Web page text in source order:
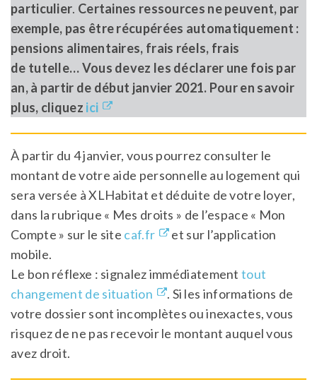
particulier. Certaines ressources ne peuvent, par
exemple, pas être récupérées automatiquement :
pensions alimentaires, frais réels, frais
de tutelle… Vous devez les déclarer une fois par
an, à partir de début janvier 2021. Pour en savoir
plus, cliquez ici
À partir du 4 janvier, vous pourrez consulter le
montant de votre aide personnelle au logement qui
sera versée à XLHabitat et déduite de votre loyer,
dans la rubrique « Mes droits » de l’espace « Mon
Compte » sur le site caf.fr
et sur l’application
mobile.
Le bon réflexe : signalez immédiatement tout
changement de situation
. Si les informations de
votre dossier sont incomplètes ou inexactes, vous
risquez de ne pas recevoir le montant auquel vous
avez droit.